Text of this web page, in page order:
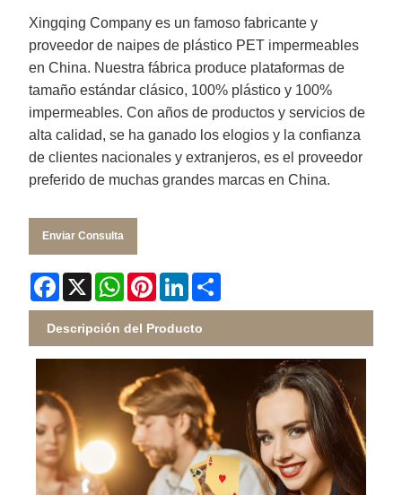
Xingqing Company es un famoso fabricante y
proveedor de naipes de plástico PET impermeables
en China. Nuestra fábrica produce plataformas de
tamaño estándar clásico, 100% plástico y 100%
impermeables. Con años de productos y servicios de
alta calidad, se ha ganado los elogios y la confianza
de clientes nacionales y extranjeros, es el proveedor
preferido de muchas grandes marcas en China.
Enviar Consulta
Facebook
X WhatsApp
PinterestLinkedIn
Descripción del Producto